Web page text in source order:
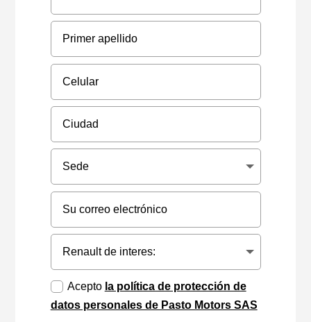
Acepto la política de protección de
datos personales de Pasto Motors SAS